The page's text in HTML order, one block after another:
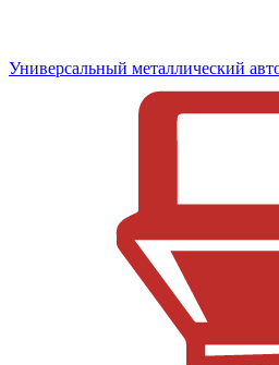
Универсальный металлический